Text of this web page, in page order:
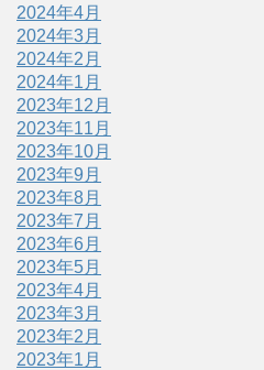
2024年4月
2024年3月
2024年2月
2024年1月
2023年12月
2023年11月
2023年10月
2023年9月
2023年8月
2023年7月
2023年6月
2023年5月
2023年4月
2023年3月
2023年2月
2023年1月